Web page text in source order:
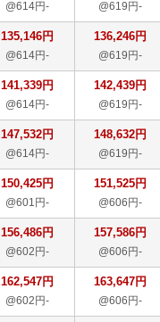
@614円- @619円-
135,146円
@614円-
136,246円
@619円-
141,339円
@614円-
142,439円
@619円-
147,532円
@614円-
148,632円
@619円-
150,425円
@601円-
151,525円
@606円-
156,486円
@602円-
157,586円
@606円-
162,547円
@602円-
163,647円
@606円-